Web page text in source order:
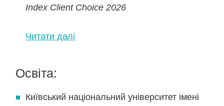
Index Client Choice 2026
Читати далі
Освіта:
Київський національний університет імені